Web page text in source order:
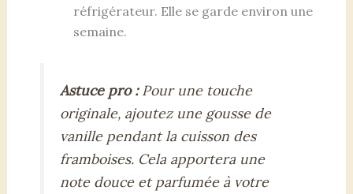
réfrigérateur. Elle se garde environ une
semaine.
Astuce pro :Pour une touche
originale, ajoutez une gousse de
vanille pendant la cuisson des
framboises. Cela apportera une
note douce et parfumée à votre